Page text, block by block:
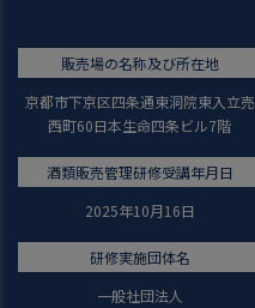
販売場の名称及び所在地
京都市下京区四条通東洞院東入立売
西町60日本生命四条ビル7階
酒類販売管理研修受講年月日
2025年10月16日
研修実施団体名
一般社団法人